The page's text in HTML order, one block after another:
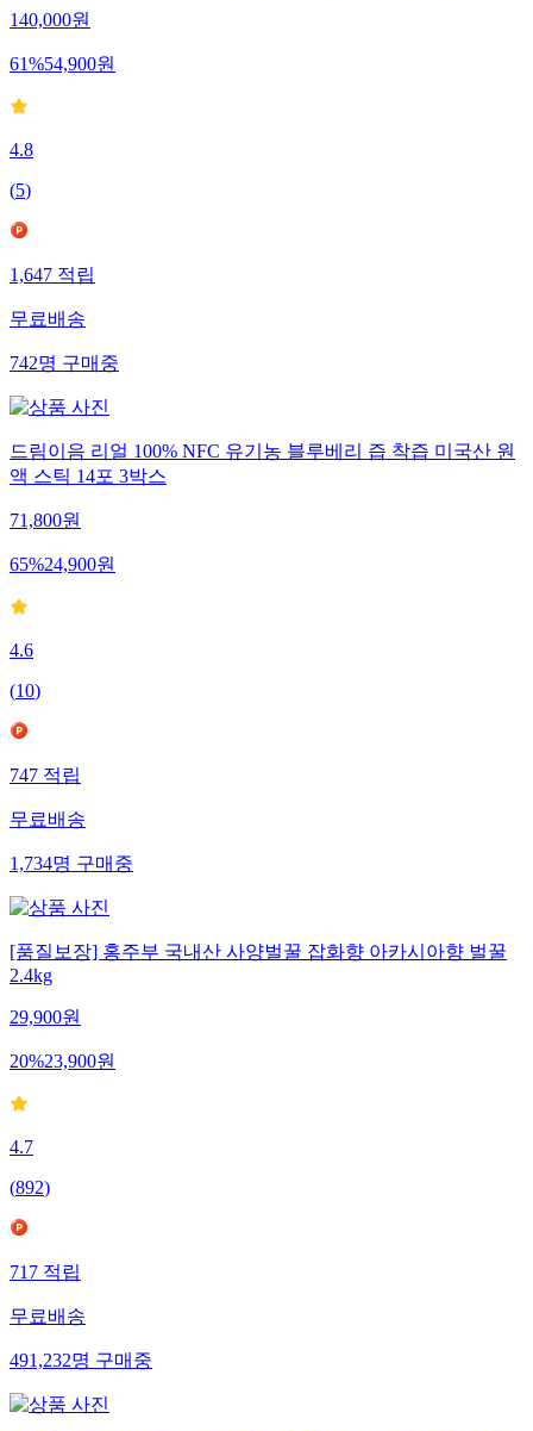
140,000원
61%54,900원
4.8
(5)
1,647적립
무료배송
742명구매중
드림이음 리얼 100% NFC 유기농 블루베리 즙 착즙 미국산 원
액 스틱 14포 3박스
71,800원
65%24,900원
4.6
(10)
747적립
무료배송
1,734명구매중
[품질보장] 홍주부 국내산 사양벌꿀 잡화향 아카시아향 벌꿀
2.4kg
29,900원
20%23,900원
4.7
(892)
717적립
무료배송
491,232명구매중